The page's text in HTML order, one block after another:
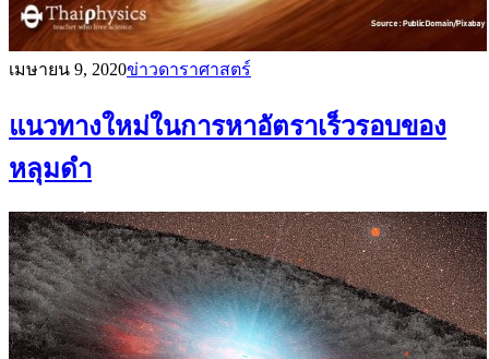
เมษายน 9, 2020ข่าวดาราศาสตร์
แนวทางใหม่ในการหาอัตราเร็วรอบของ
หลุมดำ